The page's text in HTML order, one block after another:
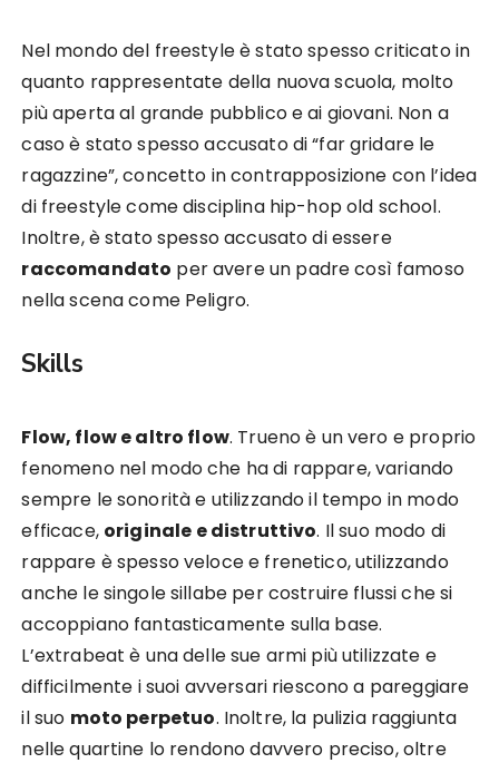
Nel mondo del freestyle è stato spesso criticato in
quanto rappresentate della nuova scuola, molto
più aperta al grande pubblico e ai giovani. Non a
caso è stato spesso accusato di “far gridare le
ragazzine”, concetto in contrapposizione con l’idea
di freestyle come disciplina hip-hop old school.
Inoltre, è stato spesso accusato di essere
raccomandato per avere un padre così famoso
nella scena come Peligro.
Skills
Flow, flow e altro flow. Trueno è un vero e proprio
fenomeno nel modo che ha di rappare, variando
sempre le sonorità e utilizzando il tempo in modo
efficace, originale e distruttivo. Il suo modo di
rappare è spesso veloce e frenetico, utilizzando
anche le singole sillabe per costruire flussi che si
accoppiano fantasticamente sulla base.
L’extrabeat è una delle sue armi più utilizzate e
difficilmente i suoi avversari riescono a pareggiare
il suo moto perpetuo. Inoltre, la pulizia raggiunta
nelle quartine lo rendono davvero preciso, oltre